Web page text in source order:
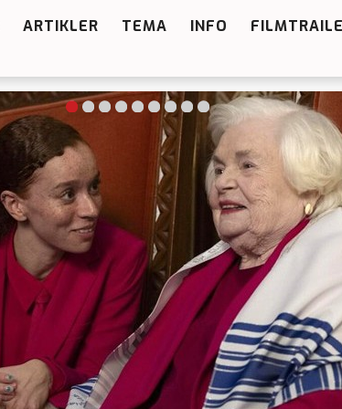
ARTIKLER TEMA INFO